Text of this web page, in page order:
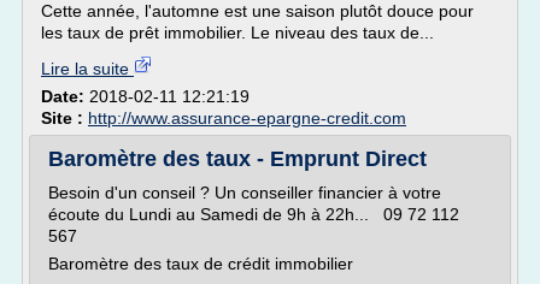
Cette année, l'automne est une saison plutôt douce pour
les taux de prêt immobilier. Le niveau des taux de...
Lire la suite
Date: 2018-02-11 12:21:19
Site : http://www.assurance-epargne-credit.com
Baromètre des taux - Emprunt Direct
Besoin d'un conseil ? Un conseiller financier à votre
écoute du Lundi au Samedi de 9h à 22h... 09 72 112
567
Baromètre des taux de crédit immobilier